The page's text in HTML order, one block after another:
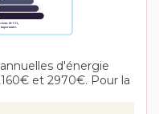
d'énergie
et 2970€. Pour la